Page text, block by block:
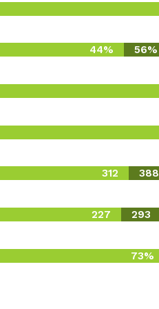
44% 56%
312 388
227 293
73%